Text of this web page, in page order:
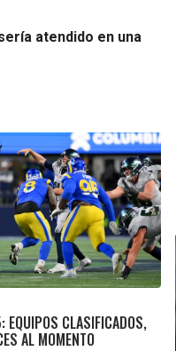
atendido en una
CLASIFICADOS,
AL MOMENTO